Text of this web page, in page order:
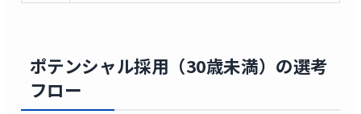
ポテンシャル採用（30歳未満）の選考
フロー